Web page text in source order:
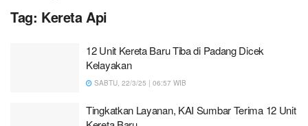
Tag: Kereta Api
12 Unit Kereta Baru Tiba di Padang Dicek
Kelayakan
SABTU, 22/3/25 | 06:57 WIB
Tingkatkan Layanan, KAI Sumbar Terima 12 Unit